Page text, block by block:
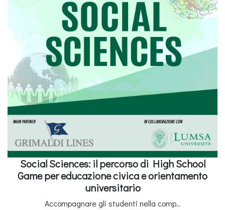
Social Sciences: il percorso di High School
Game per educazione civica e orientamento
universitario
Accompagnare gli studenti nella comp..